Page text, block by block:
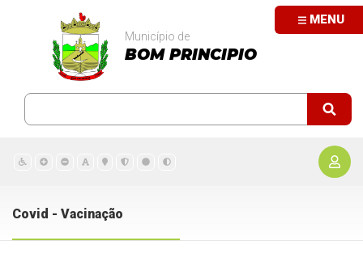
MENU
Município de
BOM PRINCIPIO
Covid - Vacinação